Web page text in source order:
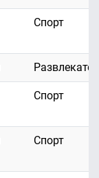
Спорт
Спорт
Спорт